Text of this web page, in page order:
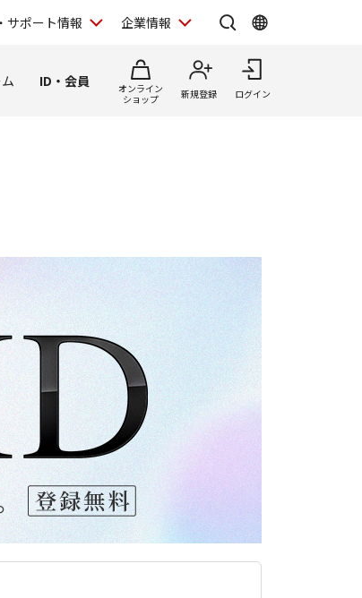
サポート情報 企業情報
ID・会員
オンライン
ショップ
新規登録 ログイン